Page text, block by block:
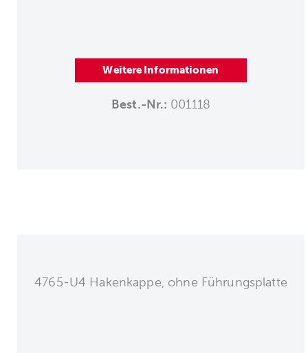
Weitere Informationen
Best.-Nr.: 001118
4765-U4 Hakenkappe, ohne Führungsplatte